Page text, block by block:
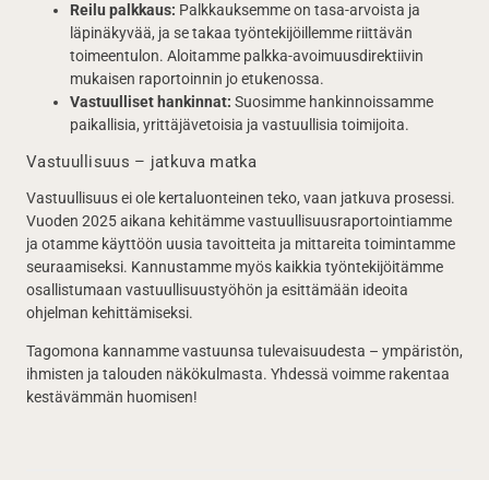
Reilu palkkaus: Palkkauksemme on tasa-arvoista ja
läpinäkyvää, ja se takaa työntekijöillemme riittävän
toimeentulon. Aloitamme palkka-avoimuusdirektiivin
mukaisen raportoinnin jo etukenossa.
Vastuulliset hankinnat: Suosimme hankinnoissamme
paikallisia, yrittäjävetoisia ja vastuullisia toimijoita.
Vastuullisuus – jatkuva matka
Vastuullisuus ei ole kertaluonteinen teko, vaan jatkuva prosessi.
Vuoden 2025 aikana kehitämme vastuullisuusraportointiamme
ja otamme käyttöön uusia tavoitteita ja mittareita toimintamme
seuraamiseksi. Kannustamme myös kaikkia työntekijöitämme
osallistumaan vastuullisuustyöhön ja esittämään ideoita
ohjelman kehittämiseksi.
Tagomona kannamme vastuunsa tulevaisuudesta – ympäristön,
ihmisten ja talouden näkökulmasta. Yhdessä voimme rakentaa
kestävämmän huomisen!